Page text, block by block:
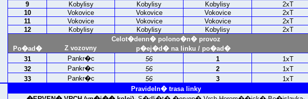
9
Kobylisy Kobylisy Kobylisy
2xT
10
Vokovice Vokovice Vokovice
2xT
11
Vokovice Vokovice Vokovice
2xT
12
Kobylisy Kobylisy Kobylisy
2xT
Celot�denn� polono�n� provoz
Po�ad�
Z vozovny
p�ej�d� na linku / po�ad�
31
Pankr�c 56 1
1xT
32
Pankr�c 56 2
1xT
33
Pankr�c 56 3 1xT
Pravideln� trasa linky